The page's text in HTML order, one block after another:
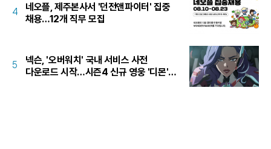
4
네오플, 제주본사서 '던전앤파이터' 집중
채용…12개 직무 모집
5
넥슨, '오버워치' 국내 서비스 사전
다운로드 시작…시즌4 신규 영웅 '디몬'